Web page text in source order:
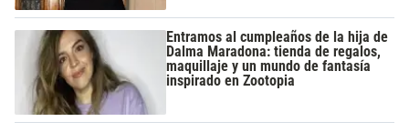
Entramos al cumpleaños de la hija de
Dalma Maradona: tienda de regalos,
maquillaje y un mundo de fantasía
inspirado en Zootopia